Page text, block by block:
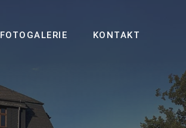
FOTOGALERIE KONTAKT